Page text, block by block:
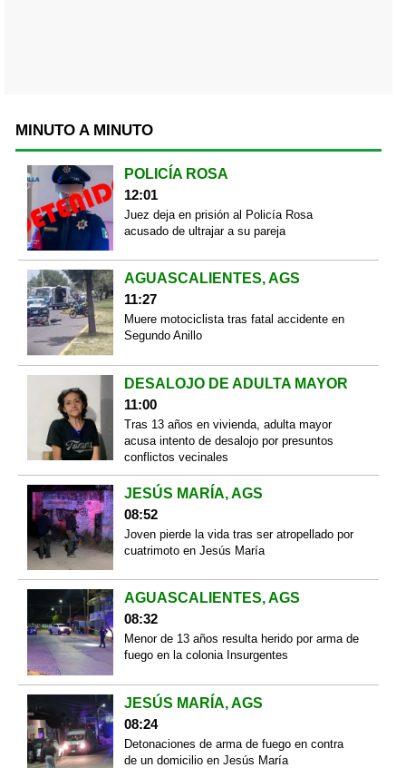
MINUTO A MINUTO
POLICÍA ROSA
12:01
Juez deja en prisión al Policía Rosa
acusado de ultrajar a su pareja
AGUASCALIENTES, AGS
11:27
Muere motociclista tras fatal accidente en
Segundo Anillo
DESALOJO DE ADULTA MAYOR
11:00
Tras 13 años en vivienda, adulta mayor
acusa intento de desalojo por presuntos
conflictos vecinales
JESÚS MARÍA, AGS
08:52
Joven pierde la vida tras ser atropellado por
cuatrimoto en Jesús María
AGUASCALIENTES, AGS
08:32
Menor de 13 años resulta herido por arma de
fuego en la colonia Insurgentes
JESÚS MARÍA, AGS
08:24
Detonaciones de arma de fuego en contra
de un domicilio en Jesús María